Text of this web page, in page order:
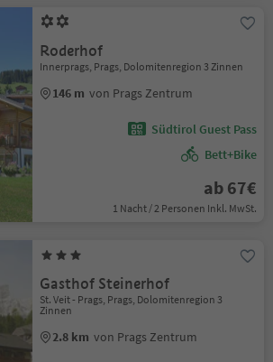
Roderhof
Innerprags, Prags, Dolomitenregion 3 Zinnen
146 m von Prags Zentrum
Südtirol Guest Pass
Bett+Bike
ab 67€
1 Nacht / 2 Personen Inkl. MwSt.
Gasthof Steinerhof
St. Veit - Prags, Prags, Dolomitenregion 3
Zinnen
2.8 km von Prags Zentrum